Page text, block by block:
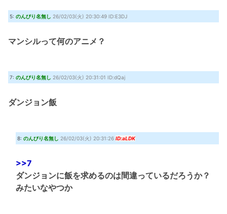
5: のんびり名無し 26/02/03(火) 20:30:49 ID:E3DJ
マンシルって何のアニメ？
7: のんびり名無し 26/02/03(火) 20:31:01 ID:dQaj
ダンジョン飯
8: のんびり名無し 26/02/03(火) 20:31:26 ID:aLDK
>>7
ダンジョンに飯を求めるのは間違っているだろうか？
みたいなやつか